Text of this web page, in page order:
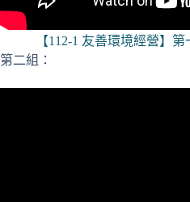
【112-1 友善環境經營】
第二組：